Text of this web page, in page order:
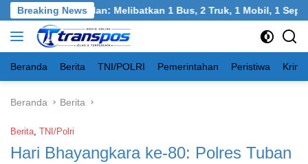
Langsung
ke
konten
Breaking News
Bangkalan: Melibatkan 1 Bus, 2 Truk, 1 Mobil, 1 Sepeda
Beranda Berita TNI/POLRI Pemerintahan Peristiwa
Beranda Berita
Berita, TNI/Polri
Hari Bhayangkara ke-80: Polres Tuban